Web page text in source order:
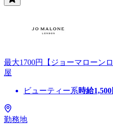
最大1700円【ジョーマローン
屋
ビューティー系時給1,500
勤務地